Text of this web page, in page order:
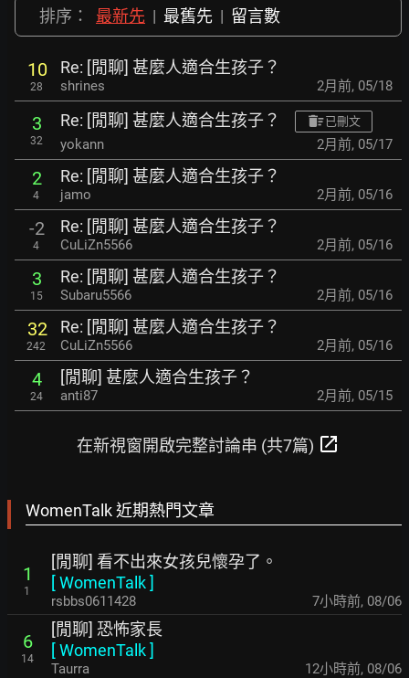
排序： 最新先 | 最舊先 | 留言數
10
28
Re: [閒聊] 甚麼人適合生孩子？
shrines 2月前, 05/18
3
32
Re: [閒聊] 甚麼人適合生孩子？ 已刪文
yokann 2月前, 05/17
2
4
Re: [閒聊] 甚麼人適合生孩子？
jamo 2月前, 05/16
-2
4
Re: [閒聊] 甚麼人適合生孩子？
CuLiZn5566 2月前, 05/16
3
15
Re: [閒聊] 甚麼人適合生孩子？
Subaru5566 2月前, 05/16
32
242
Re: [閒聊] 甚麼人適合生孩子？
CuLiZn5566 2月前, 05/16
4
24
[閒聊] 甚麼人適合生孩子？
anti87 2月前, 05/15
在新視窗開啟完整討論串 (共7篇) open_in_new
WomenTalk 近期熱門文章
1
1
[閒聊] 看不出來女孩兒懷孕了。
[WomenTalk]
rsbbs0611428 7小時前, 08/06
6
14
[閒聊] 恐怖家長
[WomenTalk]
Taurra 12小時前, 08/06